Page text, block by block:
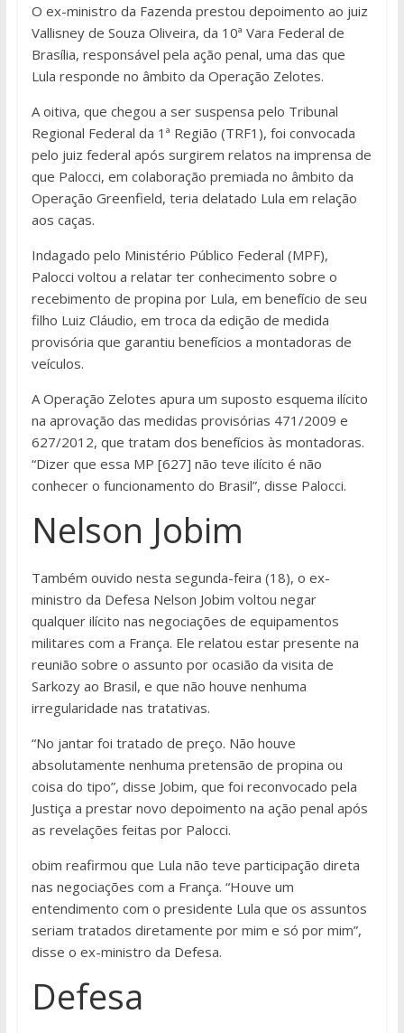
O ex-ministro da Fazenda prestou depoimento ao juiz
Vallisney de Souza Oliveira, da 10ª Vara Federal de
Brasília, responsável pela ação penal, uma das que
Lula responde no âmbito da Operação Zelotes.
A oitiva, que chegou a ser suspensa pelo Tribunal
Regional Federal da 1ª Região (TRF1), foi convocada
pelo juiz federal após surgirem relatos na imprensa de
que Palocci, em colaboração premiada no âmbito da
Operação Greenfield, teria delatado Lula em relação
aos caças.
Indagado pelo Ministério Público Federal (MPF),
Palocci voltou a relatar ter conhecimento sobre o
recebimento de propina por Lula, em benefício de seu
filho Luiz Cláudio, em troca da edição de medida
provisória que garantiu benefícios a montadoras de
veículos.
A Operação Zelotes apura um suposto esquema ilícito
na aprovação das medidas provisórias 471/2009 e
627/2012, que tratam dos benefícios às montadoras.
“Dizer que essa MP [627] não teve ilícito é não
conhecer o funcionamento do Brasil”, disse Palocci.
Nelson Jobim
Também ouvido nesta segunda-feira (18), o ex-
ministro da Defesa Nelson Jobim voltou negar
qualquer ilícito nas negociações de equipamentos
militares com a França. Ele relatou estar presente na
reunião sobre o assunto por ocasião da visita de
Sarkozy ao Brasil, e que não houve nenhuma
irregularidade nas tratativas.
“No jantar foi tratado de preço. Não houve
absolutamente nenhuma pretensão de propina ou
coisa do tipo”, disse Jobim, que foi reconvocado pela
Justiça a prestar novo depoimento na ação penal após
as revelações feitas por Palocci.
obim reafirmou que Lula não teve participação direta
nas negociações com a França. “Houve um
entendimento com o presidente Lula que os assuntos
seriam tratados diretamente por mim e só por mim”,
disse o ex-ministro da Defesa.
Defesa